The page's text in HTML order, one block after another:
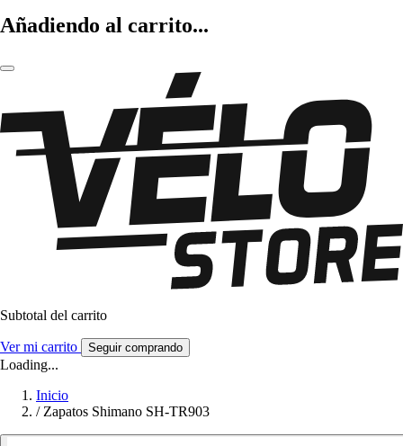
Añadiendo al carrito...
Subtotal del carrito
Ver mi carrito Seguir comprando
Loading...
Inicio
/ Zapatos Shimano SH-TR903